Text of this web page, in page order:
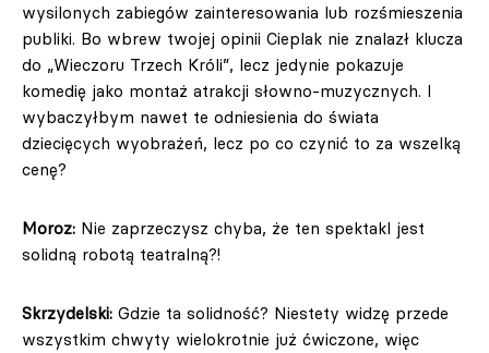
wysilonych zabiegów zainteresowania lub rozśmieszenia
publiki. Bo wbrew twojej opinii Cieplak nie znalazł klucza
do „Wieczoru Trzech Króli”, lecz jedynie pokazuje
komedię jako montaż atrakcji słowno-muzycznych. I
wybaczyłbym nawet te odniesienia do świata
dziecięcych wyobrażeń, lecz po co czynić to za wszelką
cenę?
Moroz: Nie zaprzeczysz chyba, że ten spektakl jest
solidną robotą teatralną?!
Skrzydelski: Gdzie ta solidność? Niestety widzę przede
wszystkim chwyty wielokrotnie już ćwiczone, więc